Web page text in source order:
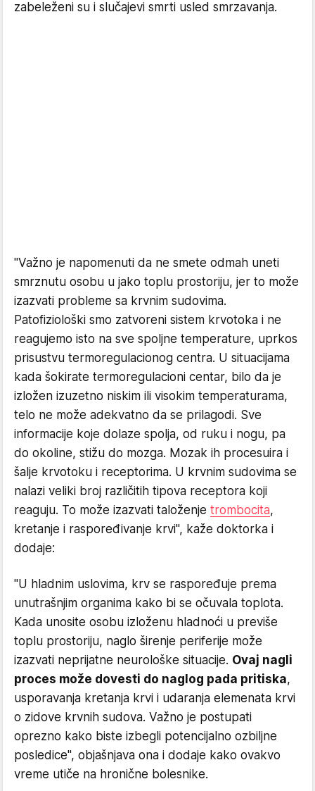
zabeleženi su i slučajevi smrti usled smrzavanja.
"Važno je napomenuti da ne smete odmah uneti
smrznutu osobu u jako toplu prostoriju, jer to može
izazvati probleme sa krvnim sudovima.
Patofiziološki smo zatvoreni sistem krvotoka i ne
reagujemo isto na sve spoljne temperature, uprkos
prisustvu termoregulacionog centra. U situacijama
kada šokirate termoregulacioni centar, bilo da je
izložen izuzetno niskim ili visokim temperaturama,
telo ne može adekvatno da se prilagodi. Sve
informacije koje dolaze spolja, od ruku i nogu, pa
do okoline, stižu do mozga. Mozak ih procesuira i
šalje krvotoku i receptorima. U krvnim sudovima se
nalazi veliki broj različitih tipova receptora koji
reaguju. To može izazvati taloženje trombocita,
kretanje i raspoređivanje krvi", kaže doktorka i
dodaje:
"U hladnim uslovima, krv se raspoređuje prema
unutrašnjim organima kako bi se očuvala toplota.
Kada unosite osobu izloženu hladnoći u previše
toplu prostoriju, naglo širenje periferije može
izazvati neprijatne neurološke situacije. Ovaj nagli
proces može dovesti do naglog pada pritiska,
usporavanja kretanja krvi i udaranja elemenata krvi
o zidove krvnih sudova. Važno je postupati
oprezno kako biste izbegli potencijalno ozbiljne
posledice", objašnjava ona i dodaje kako ovakvo
vreme utiče na hronične bolesnike.